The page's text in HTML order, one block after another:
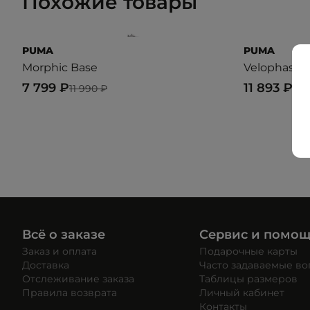
PUMA
Morphic Base
11 990 ₽
7 799 ₽
PUMA
Velophasis
11 893 ₽
Всё о заказе
Заказ и оплата
Доставка
Отслеживание заказа
Правила возврата
Сервис и
Подарочные карты
Часто задаваемые
Таблицы размеров
Личный кабинет
Контакты